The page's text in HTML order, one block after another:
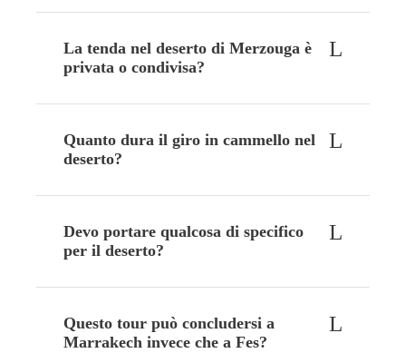
La tenda nel deserto di Merzouga è
privata o condivisa?
Quanto dura il giro in cammello nel
deserto?
Devo portare qualcosa di specifico
per il deserto?
Questo tour può concludersi a
Marrakech invece che a Fes?